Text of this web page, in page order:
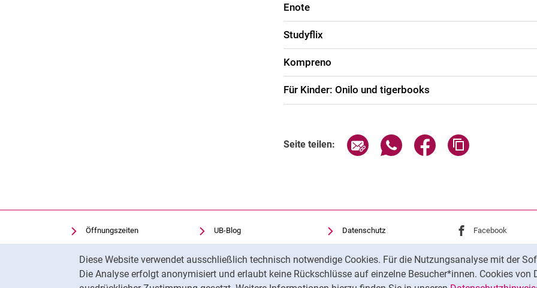
Diese Website verwendet ausschließlich technisch notwendige Cookies. Für die Nutzungsanalyse mit der
Die Analyse erfolgt anonymisiert und erlaubt keine Rückschlüsse auf einzelne Besucher*innen. Cookies von
Enote
Studyflix
Kompreno
Für Kinder: Onilo und tigerbooks
Seite teilen: Seite über E-Mail teilen
Seite über WhatsApp teilen
Seite über Facebook
Öffnungszeiten
Kontakt & Anfahrt
Bibliothek A-Z
Cookie-Einstellungen
UB-Blog
Redaktion
Rechtliches
Datenschutz
Barrierefreiheit
Transparenter KI-Einsatz
Impressum
Externer Link:
Facebook
Externer Link:
Youtube(öffnet
Externer Link:
Instagram(öffnet